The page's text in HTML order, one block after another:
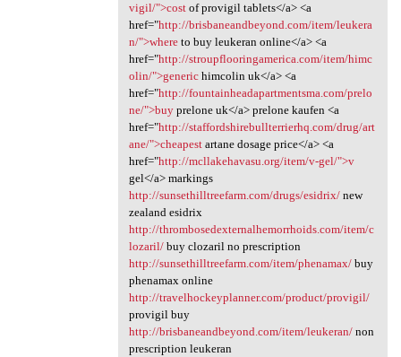
vigil/">costof provigil tablets</a> <a
href="http://brisbaneandbeyond.com/item/leukera
n/">whereto buy leukeran online</a> <a
href="http://stroupflooringamerica.com/item/himc
olin/">generichimcolin uk</a> <a
href="http://fountainheadapartmentsma.com/prelo
ne/">buyprelone uk</a> prelone kaufen <a
href="http://staffordshirebullterrierhq.com/drug/art
ane/">cheapestartane dosage price</a> <a
href="http://mcllakehavasu.org/item/v-gel/">v
gel</a> markings
http://sunsethilltreefarm.com/drugs/esidrix/new
zealand esidrix
http://thrombosedexternalhemorrhoids.com/item/c
lozaril/buy clozaril no prescription
http://sunsethilltreefarm.com/item/phenamax/buy
phenamax online
http://travelhockeyplanner.com/product/provigil/
provigil buy
http://brisbaneandbeyond.com/item/leukeran/non
prescription leukeran